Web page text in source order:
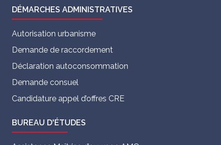
DÉMARCHES ADMINISTRATIVES
Autorisation urbanisme
Demande de raccordement
Déclaration autoconsommation
Demande consuel
Candidature appel d’offres CRE
BUREAU D'ÉTUDES